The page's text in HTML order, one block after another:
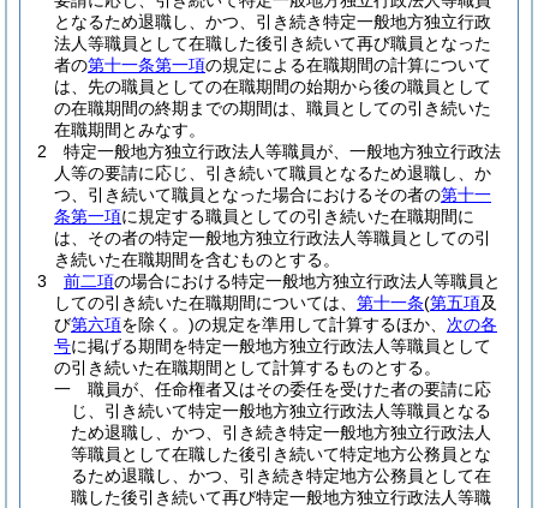
となるため退職し、かつ、引き続き特定一般地方独立行政
法人等職員として在職した後引き続いて再び職員となった
者の第十一条第一項の規定による在職期間の計算について
は、先の職員としての在職期間の始期から後の職員として
の在職期間の終期までの期間は、職員としての引き続いた
在職期間とみなす。
2
特定一般地方独立行政法人等職員が、一般地方独立行政法
人等の要請に応じ、引き続いて職員となるため退職し、か
つ、引き続いて職員となった場合におけるその者の第十一
条第一項に規定する職員としての引き続いた在職期間に
は、その者の特定一般地方独立行政法人等職員としての引
き続いた在職期間を含むものとする。
3
前二項の場合における特定一般地方独立行政法人等職員と
しての引き続いた在職期間については、 第十一条(第五項及
び第六項を除く。)の規定を準用して計算するほか、 次の各
号に掲げる期間を特定一般地方独立行政法人等職員として
の引き続いた在職期間として計算するものとする。
一
職員が、任命権者又はその委任を受けた者の要請に応
じ、引き続いて特定一般地方独立行政法人等職員となる
ため退職し、かつ、引き続き特定一般地方独立行政法人
等職員として在職した後引き続いて特定地方公務員とな
るため退職し、かつ、引き続き特定地方公務員として在
職した後引き続いて再び特定一般地方独立行政法人等職